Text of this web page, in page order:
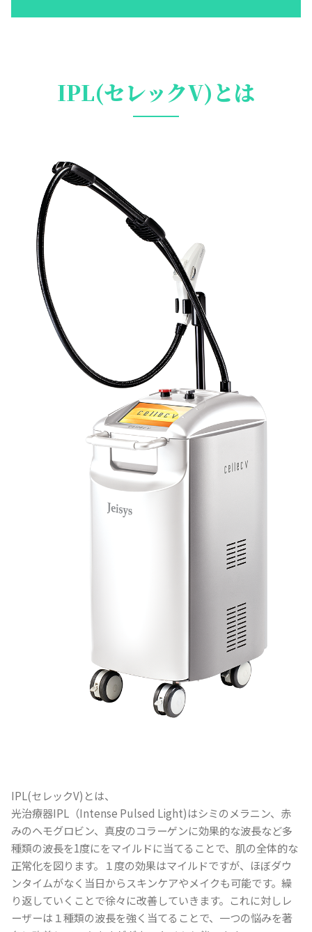
IPL(セレックV)とは
IPL(セレックV)とは、
光治療器IPL（Intense Pulsed Light)はシミのメラニン、赤
みのヘモグロビン、真皮のコラーゲンに効果的な波長など多
種類の波長を1度にをマイルドに当てることで、肌の全体的な
正常化を図ります。１度の効果はマイルドですが、ほぼダウ
ンタイムがなく当日からスキンケアやメイクも可能です。繰
り返していくことで徐々に改善していきます。これに対しレ
ーザーは１種類の波長を強く当てることで、一つの悩みを著